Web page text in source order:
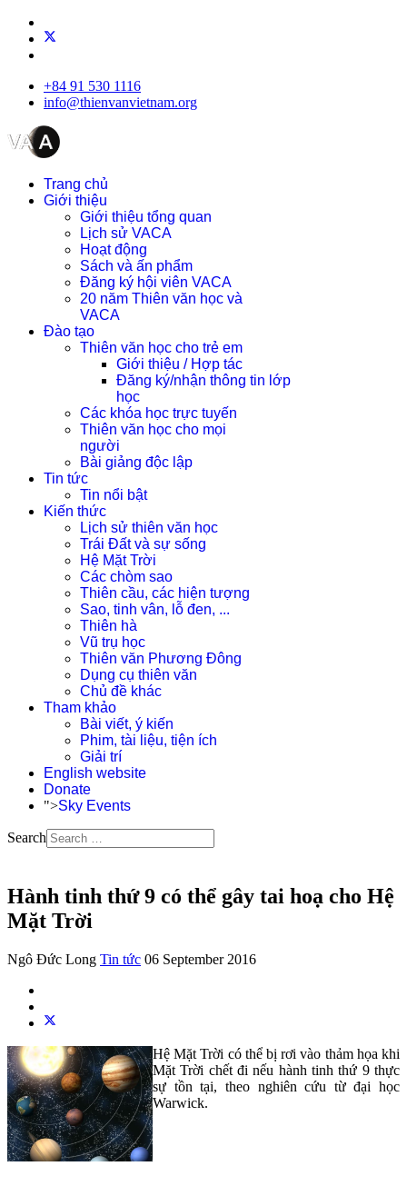
+84 91 530 1116
info@thienvanvietnam.org
Trang chủ
Giới thiệu
Giới thiệu tổng quan
Lịch sử VACA
Hoạt động
Sách và ấn phẩm
Đăng ký hội viên VACA
20 năm Thiên văn học và
VACA
Đào tạo
Thiên văn học cho trẻ em
Giới thiệu / Hợp tác
Đăng ký/nhận thông tin lớp
học
Các khóa học trực tuyến
Thiên văn học cho mọi
người
Bài giảng độc lập
Tin tức
Tin nổi bật
Kiến thức
Lịch sử thiên văn học
Trái Đất và sự sống
Hệ Mặt Trời
Các chòm sao
Thiên cầu, các hiện tượng
Sao, tinh vân, lỗ đen, ...
Thiên hà
Vũ trụ học
Thiên văn Phương Đông
Dụng cụ thiên văn
Chủ đề khác
Tham khảo
Bài viết, ý kiến
Phim, tài liệu, tiện ích
Giải trí
English website
Donate
">Sky Events
Search
Hành tinh thứ 9 có thể gây tai hoạ cho Hệ
Mặt Trời
Ngô Đức Long Tin tức 06 September 2016
Hệ Mặt Trời có thể bị rơi vào thảm họa khi
Mặt Trời chết đi nếu hành tinh thứ 9 thực
sự tồn tại, theo nghiên cứu từ đại học
Warwick.